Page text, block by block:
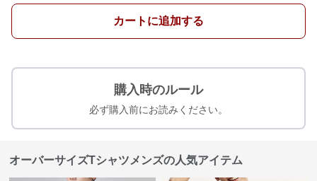
カートに追加する
購入時のルール
必ず購入前にお読みください。
オーバーサイズTシャツメンズの人気アイテム